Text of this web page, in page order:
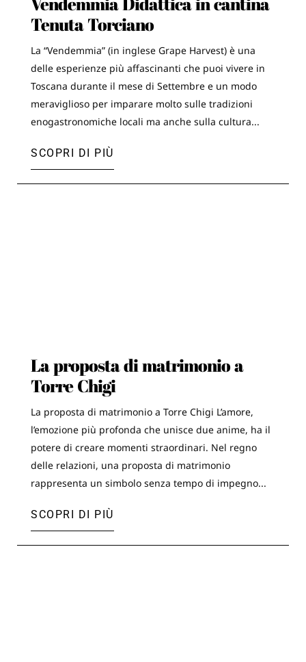
Tenuta Torciano
La “Vendemmia” (in inglese Grape Harvest) è una
delle esperienze più affascinanti che puoi vivere in
Toscana durante il mese di Settembre e un modo
meraviglioso per imparare molto sulle tradizioni
enogastronomiche locali ma anche sulla cultura...
SCOPRI DI PIÙ
La proposta di matrimonio a
Torre Chigi
La proposta di matrimonio a Torre Chigi L’amore,
l’emozione più profonda che unisce due anime, ha il
potere di creare momenti straordinari. Nel regno
delle relazioni, una proposta di matrimonio
rappresenta un simbolo senza tempo di impegno...
SCOPRI DI PIÙ